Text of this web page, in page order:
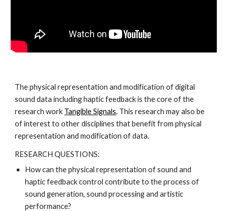
The physical representation and modification of digital
sound data including haptic feedback is the core of the
research work Tangible Signals. This research may also be
of interest to other disciplines that benefit from physical
representation and modification of data.
RESEARCH QUESTIONS:
How can the physical representation of sound and
haptic feedback control contribute to the process of
sound generation, sound processing and artistic
performance?